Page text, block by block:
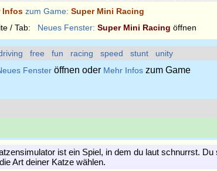
Infos zum Game: Super Mini Racing
/ Tab: Neues Fenster: Super Mini Racing öffnen
free fun racing speed stunt unity
Fenster öffnen oder Mehr Infos zum Game
ist ein Spiel, in dem du laut schnurrst. Du
Art deiner Katze wählen.